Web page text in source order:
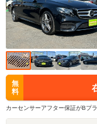
無
料
カーセンサーアフター保証がBプ